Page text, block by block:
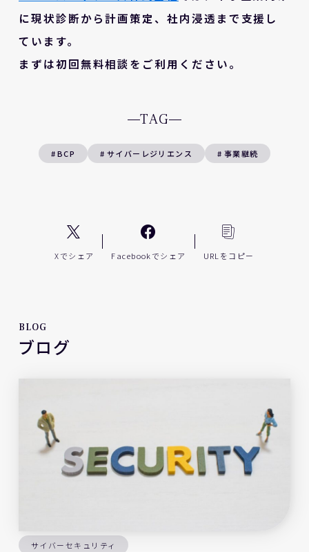
に現状診断から計画策定、社内浸透まで支援し
ています。
まずは初回無料相談をご利用ください。
TAG
#BCP # サイバーレジリエンス # 事業継続
Xでシェア Facebookでシェア URLをコピー
BLOG
ブログ
サイバーセキュリティ